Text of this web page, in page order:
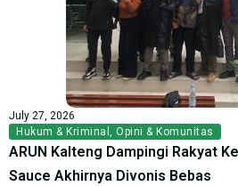
July 27, 2026
Hukum & Kriminal
Opini & Komunitas
ARUN Kalteng Dampingi Rakyat
Sauce Akhirnya Divonis Bebas